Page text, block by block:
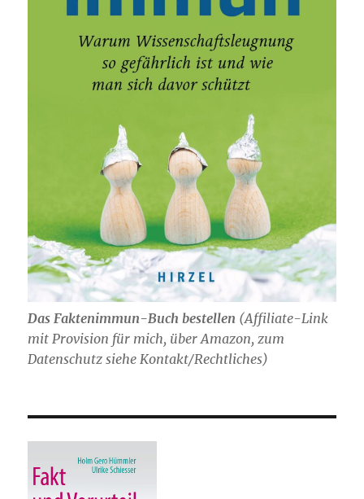
Das Faktenimmun-Buch bestellen (Affiliate-Link
mit Provision für mich, über Amazon, zum
Datenschutz siehe Kontakt/Rechtliches)